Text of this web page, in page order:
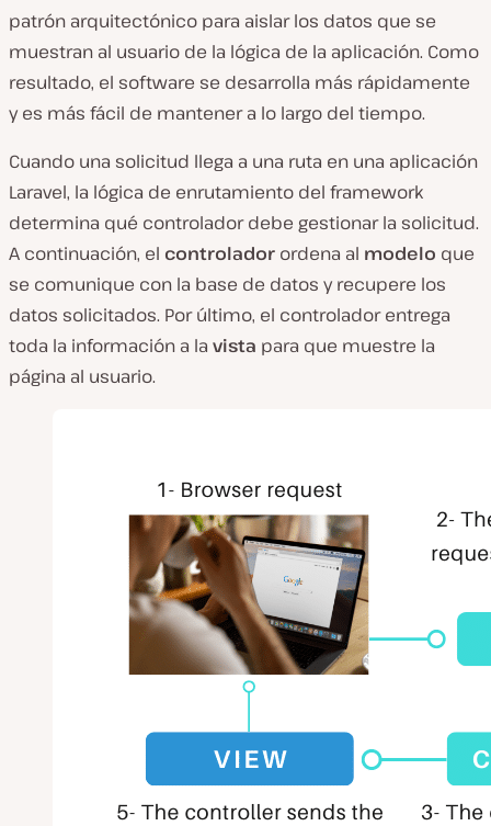
patrón arquitectónico para aislar los datos que se
muestran al usuario de la lógica de la aplicación. Como
resultado, el software se desarrolla más rápidamente
y es más fácil de mantener a lo largo del tiempo.
Cuando una solicitud llega a una ruta en una aplicación
Laravel, la lógica de enrutamiento del framework
determina qué controlador debe gestionar la solicitud.
A continuación, el controlador ordena al modelo que
se comunique con la base de datos y recupere los
datos solicitados. Por último, el controlador entrega
toda la información a la vista para que muestre la
página al usuario.